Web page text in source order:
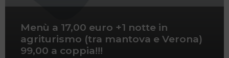
Menù a 17,00 euro +1 notte in
agriturismo (tra mantova e Verona)
99,00 a coppia!!!